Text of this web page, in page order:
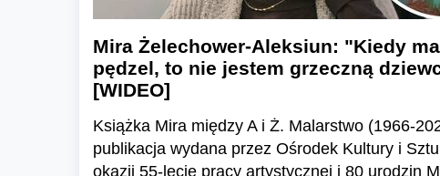
Mira Żelechower-Aleksiun: "Kiedy
pędzel, to nie jestem grzeczną
[WIDEO]
Książka Mira między A i Ż. Malarstwo (1966-
publikacja wydana przez Ośrodek Kultury i
okazji 55-lecie pracy artystycznej i 80 urodzin